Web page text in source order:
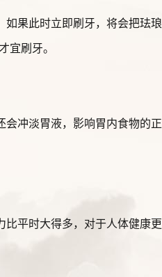
如果此时立即刷牙，将会把珐琅
宜刷牙。
会冲淡胃液，影响胃内食物的正
平时大得多，对于人体健康更